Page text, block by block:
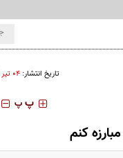
تاریخ انتشار: ۰۴ تير ۱۴۰۳ - ۱۶:۳۷
‍‍‍ پ پ
کنم